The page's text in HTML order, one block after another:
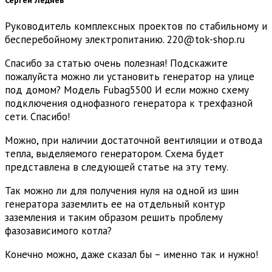
Руководитель комплексных проектов по стабильному и
бесперебойному электропитанию. 220@tok-shop.ru
Спасибо за статью очень полезная! Подскажите
пожалуйста можно ли установить генератор на улице
под домом? Модель Fubag5500 И если можно схему
подключения однофазного генератора к трехфазной
сети. Спасибо!
Можно, при наличии достаточной вентиляции и отвода
тепла, выделяемого генератором. Схема будет
представлена в следующей статье на эту тему.
Так можно ли для получения нуля на одной из шин
генератора заземлить ее на отдельный контур
заземления и таким образом решить проблему
фазозависимого котла?
Конечно можно, даже сказал бы – именно так и нужно!